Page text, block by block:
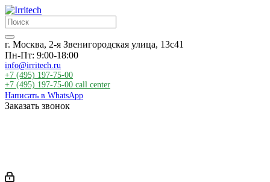
г. Москва, 2-я Звенигородская улица, 13с41
Пн-Пт: 9:00-18:00
info@irritech.ru
+7 (495) 197-75-00
+7 (495) 197-75-00 call center
Написать в WhatsApp
Заказать звонок